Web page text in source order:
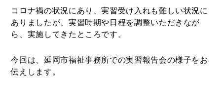
コロナ禍の状況にあり、実習受け入れも難しい状況に
ありましたが、実習時期や日程を調整いただきなが
ら、実施してきたところです。
今回は、延岡市福祉事務所での実習報告会の様子をお
伝えします。